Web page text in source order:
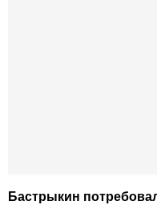
Бастрыкин